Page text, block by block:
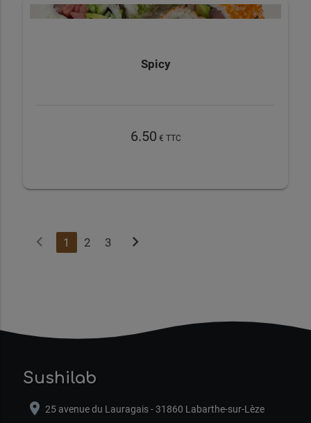
Spicy
6.50 € TTC
chevron_left 1 2 3 chevron_right
Sushilab
location_on 25 avenue du Lauragais - 31860 Labarthe-sur-Lèze